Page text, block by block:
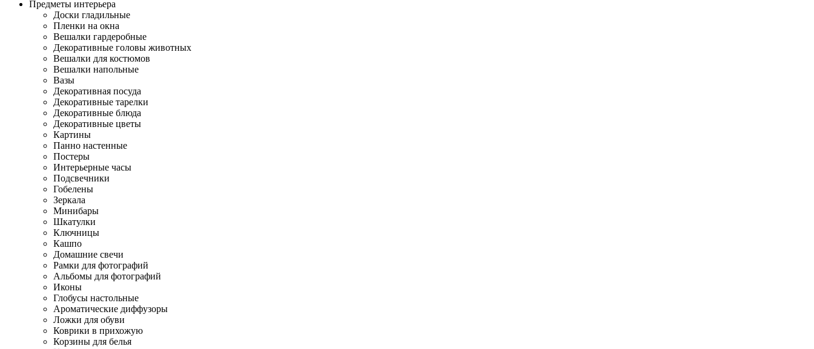
Предметы интерьера
Доски гладильные
Пленки на окна
Вешалки гардеробные
Декоративные головы животных
Вешалки для костюмов
Вешалки напольные
Вазы
Декоративная посуда
Декоративные тарелки
Декоративные блюда
Декоративные цветы
Картины
Панно настенные
Постеры
Интерьерные часы
Подсвечники
Гобелены
Зеркала
Минибары
Шкатулки
Ключницы
Кашпо
Домашние свечи
Рамки для фотографий
Альбомы для фотографий
Иконы
Глобусы настольные
Ароматические диффузоры
Ложки для обуви
Коврики в прихожую
Корзины для белья